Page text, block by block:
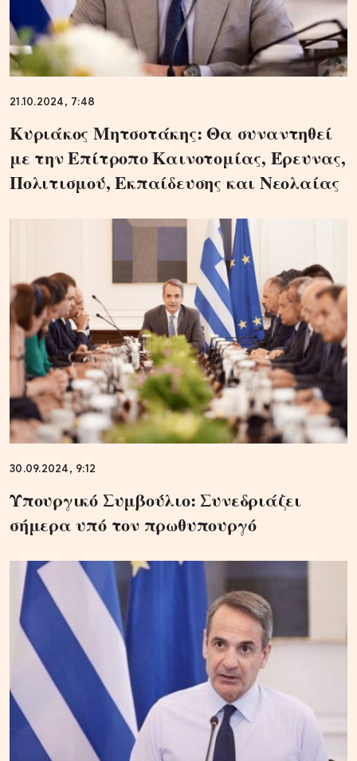
21.10.2024, 7:48
Κυριάκος Μητσοτάκης: Θα συναντηθεί
με την Επίτροπο Καινοτομίας, Έρευνας,
Πολιτισμού, Εκπαίδευσης και Νεολαίας
30.09.2024, 9:12
Υπουργικό Συμβούλιο: Συνεδριάζει
σήμερα υπό τον πρωθυπουργό